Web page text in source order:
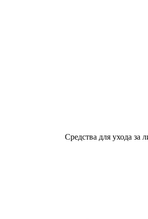
Средства для ухода за